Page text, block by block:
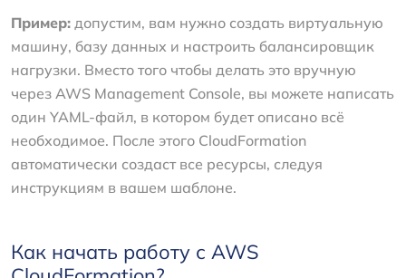
Пример: допустим, вам нужно создать виртуальную
машину, базу данных и настроить балансировщик
нагрузки. Вместо того чтобы делать это вручную
через AWS Management Console, вы можете написать
один YAML-файл, в котором будет описано всё
необходимое. После этого CloudFormation
автоматически создаст все ресурсы, следуя
инструкциям в вашем шаблоне.
Как начать работу с AWS